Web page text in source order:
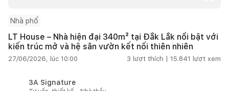
Nhà phố
LT House – Nhà hiện đại 340m² tại Đắk Lắk nổi bật với
kiến trúc mở và hệ sân vườn kết nối thiên nhiên
27/06/2026, lúc 10:00 3 lượt thích | 15.841 lượt xem
3A Signature